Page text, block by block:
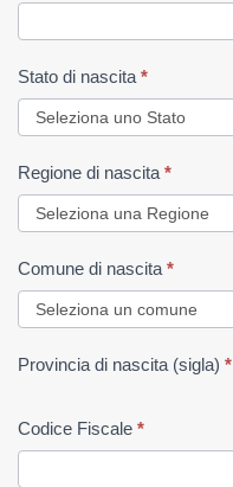
Stato di nascita *
Regione di nascita *
Comune di nascita *
Provincia di nascita (sigla) *
Codice Fiscale *